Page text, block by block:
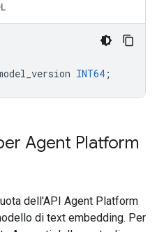
INT64 ;
Agent Platform
dell'API Agent Platform
di text embedding. Per